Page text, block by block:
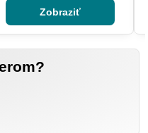
Zobraziť